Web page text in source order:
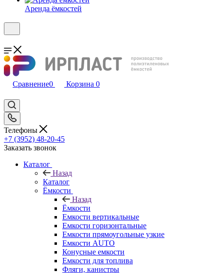
Аренда ёмкостей
Сравнение0 Корзина 0
Телефоны
+7 (3952) 48-20-45
Заказать звонок
Каталог
Назад
Каталог
Ёмкости
Назад
Ёмкости
Емкости вертикальные
Емкости горизонтальные
Емкости прямоугольные узкие
Емкости АUТО
Конусные емкости
Емкости для топлива
Фляги, канистры